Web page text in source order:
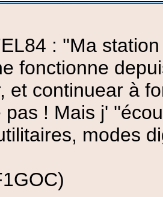
: ''Ma
fonctionne
et continuear à
pas ! Mais j'
modes